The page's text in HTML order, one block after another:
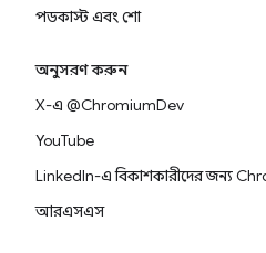
পডকাস্ট এবং শো
অনুসরণ করুন
X-এ @ChromiumDev
YouTube
LinkedIn-এ বিকাশকারীদের জন্য
আরএসএস